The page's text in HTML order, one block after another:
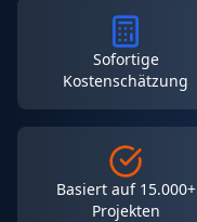
Sofortige
Kostenschätzung
Basiert auf 15.000+
Projekten